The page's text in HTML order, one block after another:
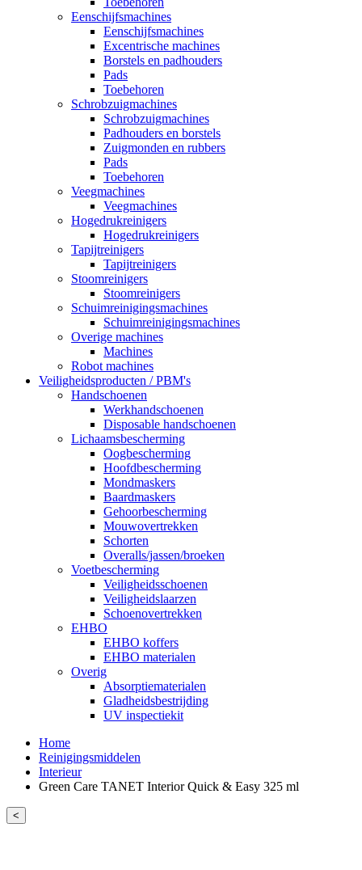
Eenschijfsmachines
Eenschijfsmachines
Excentrische machines
Borstels en padhouders
Pads
Toebehoren
Schrobzuigmachines
Schrobzuigmachines
Padhouders en borstels
Zuigmonden en rubbers
Pads
Toebehoren
Veegmachines
Veegmachines
Hogedrukreinigers
Hogedrukreinigers
Tapijtreinigers
Tapijtreinigers
Stoomreinigers
Stoomreinigers
Schuimreinigingsmachines
Schuimreinigingsmachines
Overige machines
Machines
Robot machines
Veiligheidsproducten / PBM's
Handschoenen
Werkhandschoenen
Disposable handschoenen
Lichaamsbescherming
Oogbescherming
Hoofdbescherming
Mondmaskers
Baardmaskers
Gehoorbescherming
Mouwovertrekken
Schorten
Overalls/jassen/broeken
Voetbescherming
Veiligheidsschoenen
Veiligheidslaarzen
Schoenovertrekken
EHBO
EHBO koffers
EHBO materialen
Overig
Absorptiematerialen
Gladheidsbestrijding
UV inspectiekit
Home
Reinigingsmiddelen
Interieur
Green Care TANET Interior Quick & Easy 325 ml
<